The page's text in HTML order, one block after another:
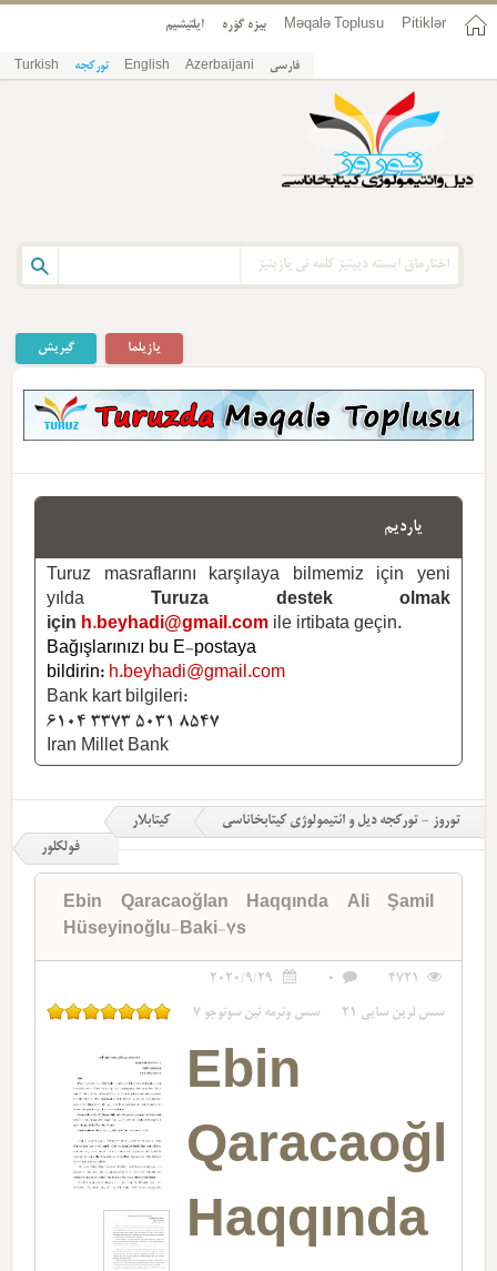
Pitiklər
Məqalə Toplusu بیزه گؤره ایلتیشیم
فارسی Azerbaijani
English تورکجه Turkish
گیریش یازیلما
یاردیم
Turuz masraflarını karşılaya bilmemiz için yeni
yılda
Turuza destek olmak
için h.beyhadi@gmail.com ile irtibata geçin.
Bağışlarınızı bu E-postaya
bildirin: h.beyhadi@gmail.com
Bank kart bilgileri:
6104 3373 5031 8547
Iran Millet Bank
توروز - تورکجه دیل و ائتیمولوژی کیتابخاناسی
کیتابلار
فولکلور
Ebin Qaracaoğlan Haqqında Ali Şamil
Hüseyinoğlu-Baki-7s
4721
0
2020/9/29
سس لرین سایی 21 سس وئرمه نین سونوجو 7
Ebin
Haqqında